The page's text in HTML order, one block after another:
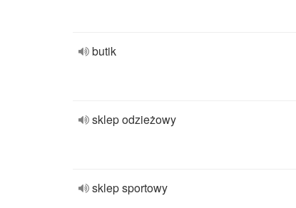
butik
sklep odzieżowy
sklep sportowy